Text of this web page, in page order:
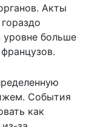
Акты
больше
События
как